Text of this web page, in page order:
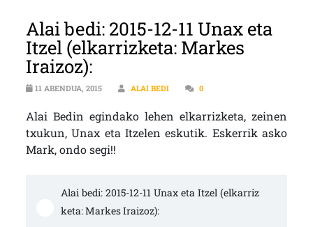
Alai bedi: 2015-12-11 Unax eta
Itzel (elkarrizketa: Markes
Iraizoz):
11 ABENDUA, 2015 ALAI BEDI 0
Alai Bedin egindako lehen elkarrizketa, zeinen
txukun, Unax eta Itzelen eskutik. Eskerrik asko
Mark, ondo segi!!
Alai bedi: 2015-12-11 Unax eta Itzel (elkarriz
keta: Markes Iraizoz):